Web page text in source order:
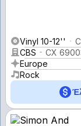
Vinyl 10-12''
CBS
CX
Europe
Rock